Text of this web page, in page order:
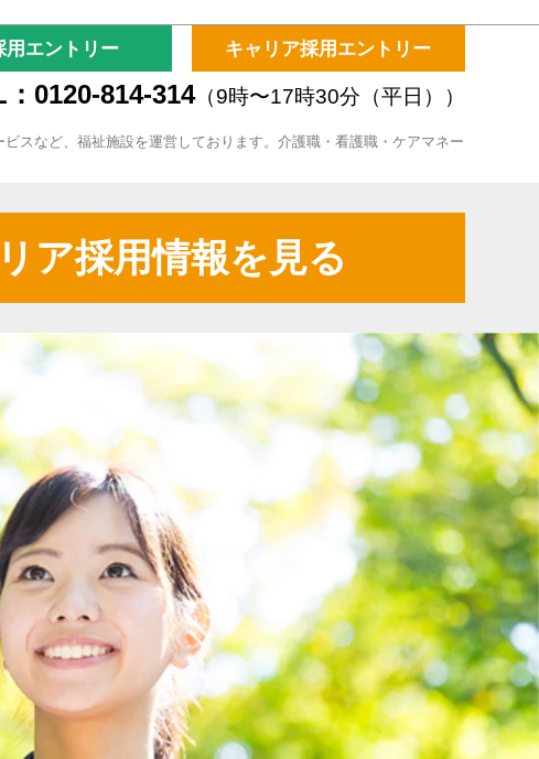
用エントリー キャリア採用エントリー
0120-814-314（9時〜17時30分（平日））
スなど、福祉施設を運営しております。介護職・看護職・ケアマネー
ア採用情報を見る